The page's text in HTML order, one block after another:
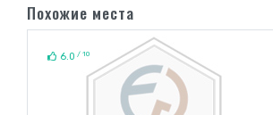
Похожие места
6.0 / 10